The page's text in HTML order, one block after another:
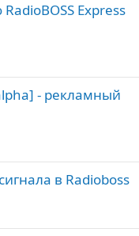
Express
- рекламный
в Radioboss